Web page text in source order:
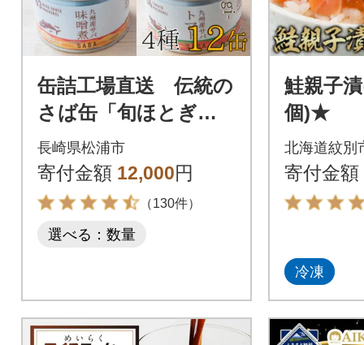
缶詰工場直送 伝統の
さば缶「旬ほとぎ」4
種類の味わい12缶
長崎県松浦市
寄付金額 12,000円
（130件）
選べる：数量
鮭親子
個)★
北海道紋別
寄付金額
冷凍